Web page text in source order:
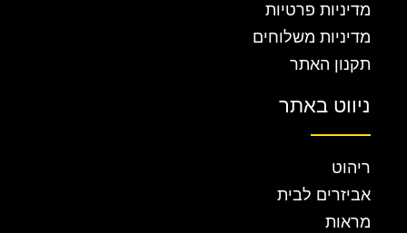
מדיניות פרטיות
מדיניות משלוחים
תקנון האתר
ניווט באתר
ריהוט
אביזרים לבית
מראות